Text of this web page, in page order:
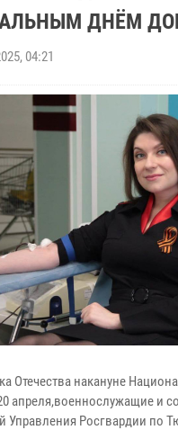
ДНЁМ
04:21
Отечества накануне
апреля,военнослужащие и
Управления Росгвардии по